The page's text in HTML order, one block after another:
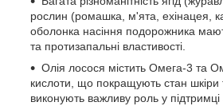
рослин (ромашка, м'ята, ехінацея,
оболонка насіння подорожника
та протизапальні властивості.
Олія лосося містить Омега-3 та
кислоти, що покращують стан шкіри
виконують важливу роль у